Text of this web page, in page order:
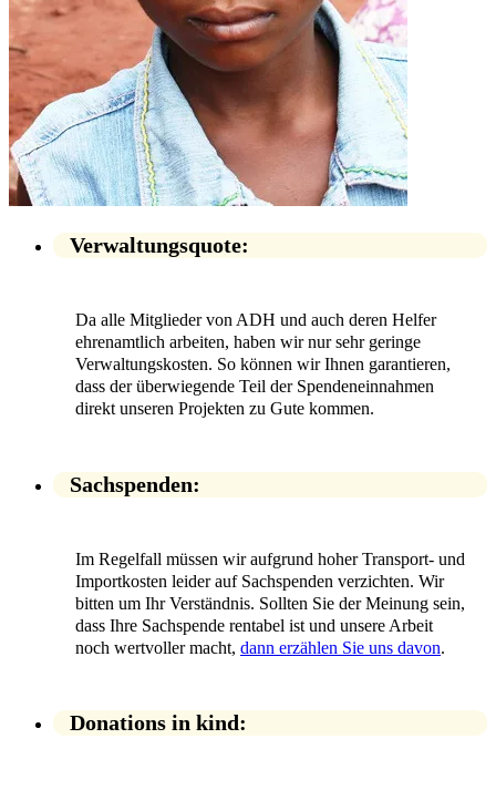
Verwaltungsquote:
Da alle Mitglieder von ADH und auch deren Helfer
ehrenamtlich arbeiten, haben wir nur sehr geringe
Verwaltungskosten. So können wir Ihnen garantieren,
dass der überwiegende Teil der Spendeneinnahmen
direkt unseren Projekten zu Gute kommen.
Sachspenden:
Im Regelfall müssen wir aufgrund hoher Transport- und
Importkosten leider auf Sachspenden verzichten. Wir
bitten um Ihr Verständnis. Sollten Sie der Meinung sein,
dass Ihre Sachspende rentabel ist und unsere Arbeit
noch wertvoller macht, dann erzählen Sie uns davon.
Donations in kind: